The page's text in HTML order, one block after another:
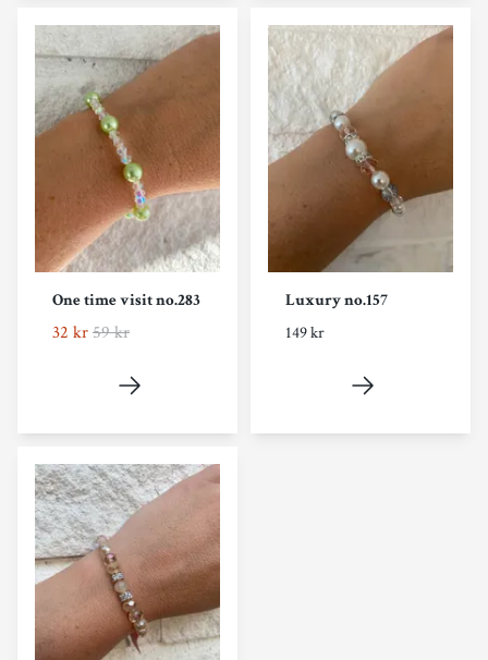
One time visit no.283
32 kr59 kr
Luxury no.157
149 kr